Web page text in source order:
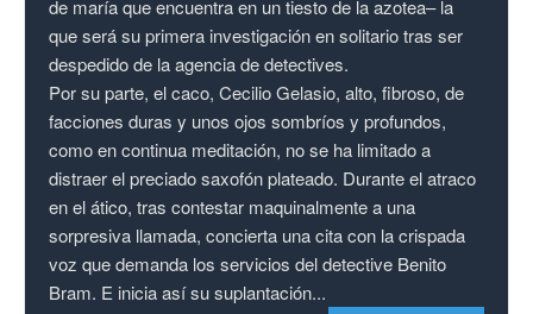
de maría que encuentra en un tiesto de la azotea– la
que será su primera investigación en solitario tras ser
despedido de la agencia de detectives.
Por su parte, el caco, Cecilio Gelasio, alto, fibroso, de
facciones duras y unos ojos sombríos y profundos,
como en continua meditación, no se ha limitado a
distraer el preciado saxofón plateado. Durante el atraco
en el ático, tras contestar maquinalmente a una
sorpresiva llamada, concierta una cita con la crispada
voz que demanda los servicios del detective Benito
Bram. E inicia así su suplantación...